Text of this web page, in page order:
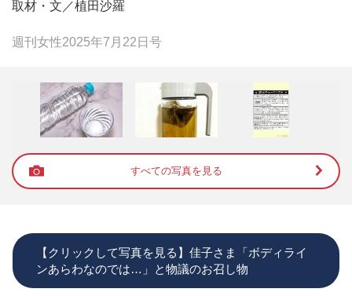
取材・文／植田沙羅
週刊女性2025年7月22日号
すべての写真を見る
【クリックして写真を見る】佳子さま「ボディライ
ンあらわなのでは…」と物議のお召し物